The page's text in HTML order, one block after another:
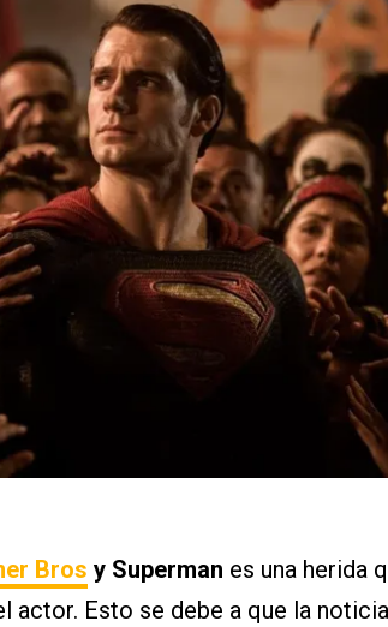
Bros y Superman es una herida
actor. Esto se debe a que la